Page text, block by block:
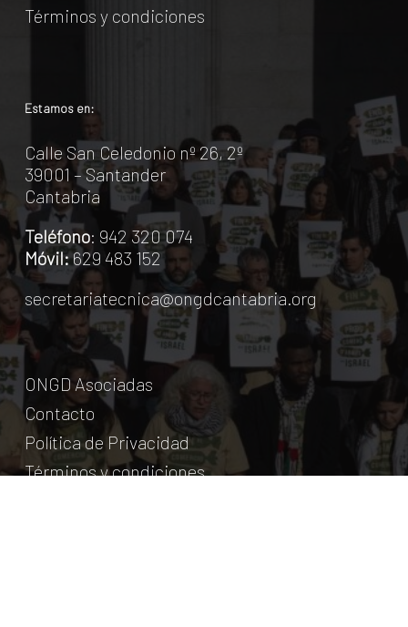
Términos y condiciones
Estamos en:
Calle San Celedonio nº 26, 2º
39001 – Santander
Cantabria
Teléfono: 942 320 074
Móvil:629 483 152
secretariatecnica@ongdcantabria.org
ONGD Asociadas
Contacto
Política de Privacidad
Términos y condiciones